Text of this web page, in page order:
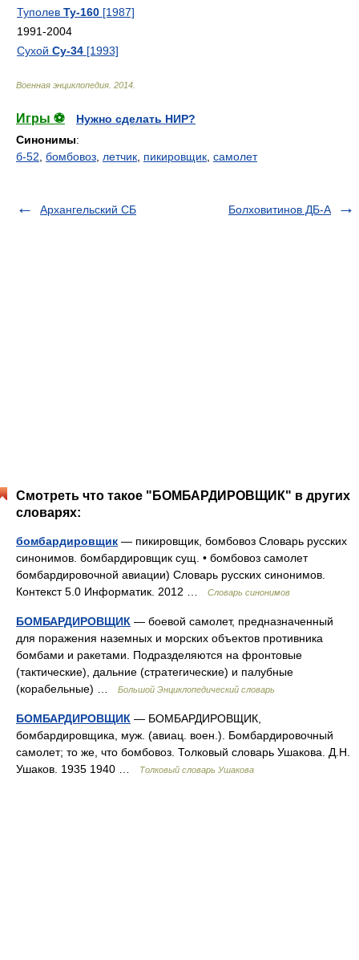
Туполев Ту-160 [1987]
1991-2004
Сухой Су-34 [1993]
Военная энциклопедия 2014
Игры ⚽
Нужно сделать НИР?
Синонимы:
б-52 бомбовоз летчик пикировщик самолет
Архангельский СБ Болховитинов ДБ-А
Смотреть что такое "БОМБАРДИРОВЩИК" в других
словарях:
бомбардировщик — пикировщик, бомбовоз Словарь русских
синонимов. бомбардировщик сущ. • бомбовоз самолет
бомбардировочной авиации) Словарь русских синонимов.
Контекст 5.0 Информатик. 2012 …
Словарь синонимов
БОМБАРДИРОВЩИК — боевой самолет, предназначенный
для поражения наземных и морских объектов противника
бомбами и ракетами. Подразделяются на фронтовые
(тактические), дальние (стратегические) и палубные
(корабельные) …
Большой Энциклопедический словарь
БОМБАРДИРОВЩИК — БОМБАРДИРОВЩИК,
бомбардировщика, муж. (авиац. воен.). Бомбардировочный
самолет; то же, что бомбовоз. Толковый словарь Ушакова. Д.Н.
Ушаков. 1935 1940 …
Толковый словарь Ушакова